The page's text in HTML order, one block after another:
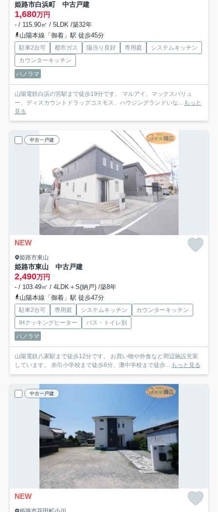
姫路市白浜町 中古戸建
1,680万円
- / 115.90㎡ / 5LDK /築32年
山陽本線「御着」駅 徒歩45分
駐車2台可 都市ガス 陽当り良好 専用庭
システムキッチン
カウンターキッチン
パノラマ
山陽電鉄白浜の宮駅まで徒歩19分です。 マルアイ、マックスバリュ
ー、ディスカウントドラッグコスモス、ハウジングランドいな... もっと
見る
中古一戸建
NEW
姫路市東山
姫路市東山 中古戸建
2,490万円
- / 103.49㎡ / 4LDK＋S(納戸) /築8年
山陽本線「御着」駅 徒歩47分
駐車2台可 専用庭 システムキッチン
カウンターキッチン
IHクッキングヒーター
バス・トイレ別
パノラマ
山陽電鉄八家駅まで徒歩12分です。 お買い物や外食など周辺施設充実
しています。 糸引小学校まで徒歩8分、灘中学校まで徒歩... もっと見る
中古一戸建
NEW